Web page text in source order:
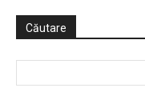
Căutare